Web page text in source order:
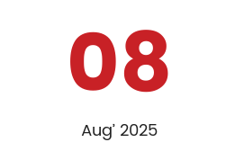
08
Aug’ 2025